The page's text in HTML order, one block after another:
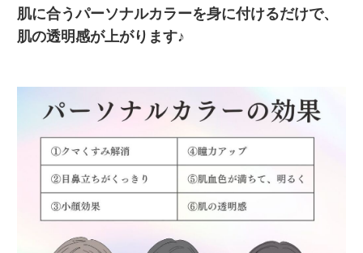
肌に合うパーソナルカラーを身に付けるだけで、
肌の透明感が上がります♪